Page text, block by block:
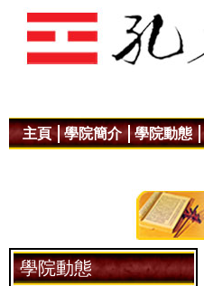
主頁 學院簡介 學院動態
學院動態